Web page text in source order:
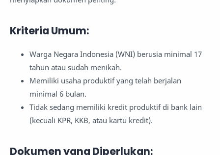
Kriteria Umum:
Warga Negara Indonesia (WNI) berusia minimal 17
tahun atau sudah menikah.
Memiliki usaha produktif yang telah berjalan
minimal 6 bulan.
Tidak sedang memiliki kredit produktif di bank lain
(kecuali KPR, KKB, atau kartu kredit).
Dokumen yang Diperlukan: